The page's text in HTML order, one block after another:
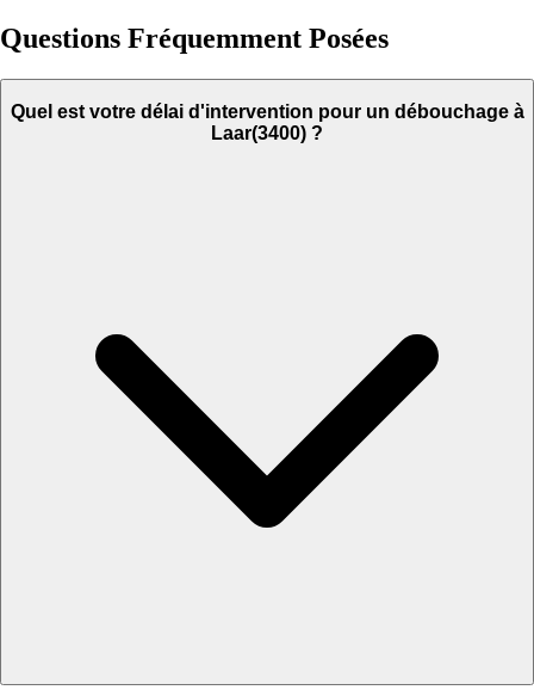
Questions Fréquemment Posées
Quel est votre délai d'intervention pour un débouchage à
Laar(3400) ?